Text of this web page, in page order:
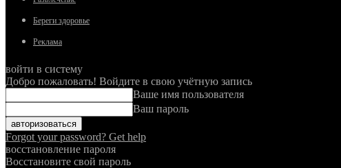
Береги здоровье
Реклама
войти в систему
Добро пожаловать! Войдите в свою учётную запись
Ваше имя пользователя
Ваш пароль
Forgot your password? Get help
восстановление пароля
Восстановите свой пароль